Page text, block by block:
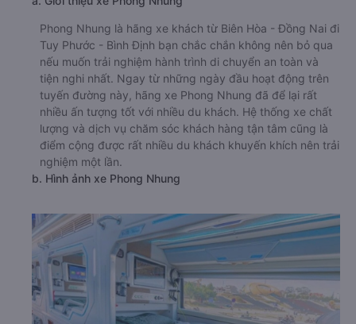
Phong Nhung là hãng xe khách từ Biên Hòa - Đồng Nai đi
Tuy Phước - Bình Định bạn chắc chắn không nên bỏ qua
nếu muốn trải nghiệm hành trình di chuyển an toàn và
tiện nghi nhất. Ngay từ những ngày đầu hoạt động trên
tuyến đường này, hãng xe Phong Nhung đã để lại rất
nhiều ấn tượng tốt với nhiều du khách. Hệ thống xe chất
lượng và dịch vụ chăm sóc khách hàng tận tâm cũng là
điểm cộng được rất nhiều du khách khuyến khích nên trải
nghiệm một lần.
b. Hình ảnh xe Phong Nhung